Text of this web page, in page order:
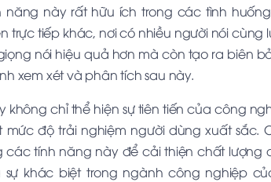
năng này rất hữu ích trong các tình
trực tiếp khác, nơi có nhiều người nói cùng
nói hiệu quả hơn mà còn tạo ra biên
xem xét và phân tích sau này.
không chỉ thể hiện sự tiên tiến của công
mức độ trải nghiệm người dùng xuất sắc.
tính năng này để cải thiện chất lượng
khác biệt trong ngành công nghiệp